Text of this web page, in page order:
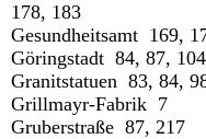
178, 183
Gesundheitsamt 169,
Göringstadt 84, 87, 104
Granitstatuen 83, 84,
Grillmayr-Fabrik 7
Gruberstraße 87, 217